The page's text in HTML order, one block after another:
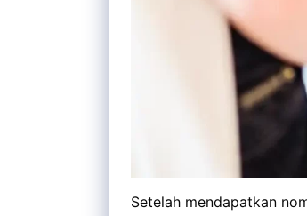
Setelah mendapatkan